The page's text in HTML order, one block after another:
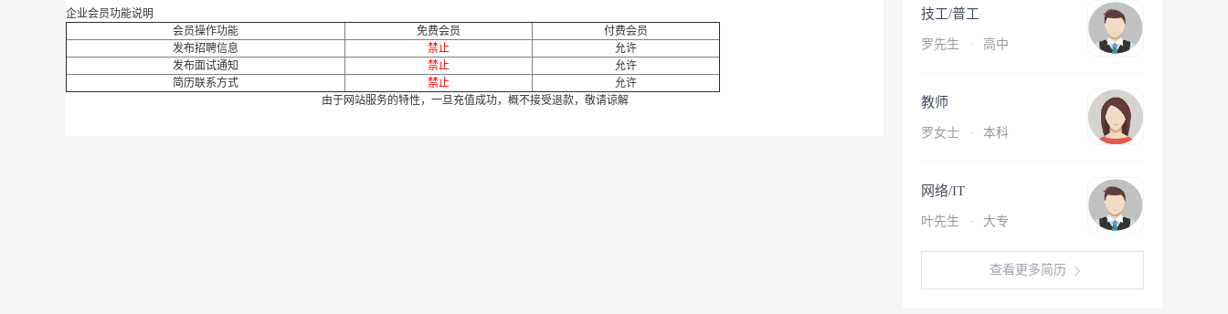
企业会员功能说明
会员操作功能
免费会员
付费会员
发布招聘信息
禁止
允许
发布面试通知
禁止
允许
简历联系方式
禁止
允许
由于网站服务的特性，一旦充值成功，概不接受退款，敬请谅解
技工/普工
罗先生 · 高中
教师
罗女士 · 本科
网络/IT
叶先生 · 大专
查看更多简历